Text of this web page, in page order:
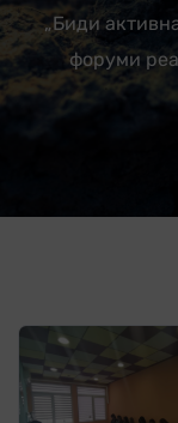
„Биди
форуми